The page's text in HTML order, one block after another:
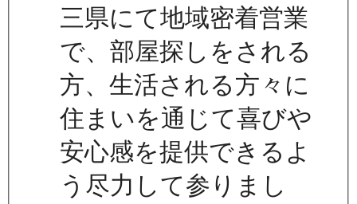
三県にて地域密着営業
で、部屋探しをされる
方、生活される方々に
住まいを通じて喜びや
安心感を提供できるよ
う尽力して参りまし